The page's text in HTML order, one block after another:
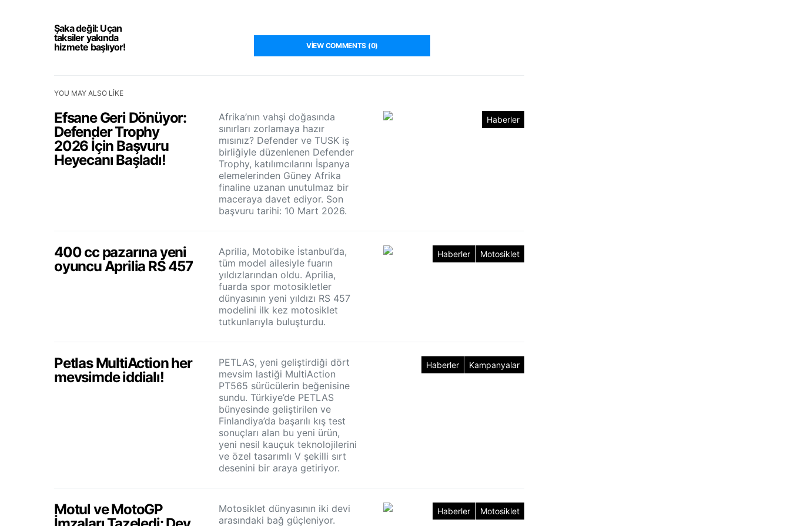
Şaka değil: Uçan
taksiler yakında
hizmete başlıyor!
VIEW COMMENTS (0)
YOU MAY ALSO LIKE
Haberler
Efsane Geri Dönüyor:
Defender Trophy
2026 İçin Başvuru
Heyecanı Başladı!
Afrika’nın vahşi doğasında
sınırları zorlamaya hazır
mısınız? Defender ve TUSK iş
birliğiyle düzenlenen Defender
Trophy, katılımcılarını İspanya
elemelerinden Güney Afrika
finaline uzanan unutulmaz bir
maceraya davet ediyor. Son
başvuru tarihi: 10 Mart 2026.
Haberler Motosiklet
400 cc pazarına yeni
oyuncu Aprilia RS 457
Aprilia, Motobike İstanbul’da,
tüm model ailesiyle fuarın
yıldızlarından oldu. Aprilia,
fuarda spor motosikletler
dünyasının yeni yıldızı RS 457
modelini ilk kez motosiklet
tutkunlarıyla buluşturdu.
Haberler Kampanyalar
Petlas MultiAction her
mevsimde iddialı!
PETLAS, yeni geliştirdiği dört
mevsim lastiği MultiAction
PT565 sürücülerin beğenisine
sundu. Türkiye’de PETLAS
bünyesinde geliştirilen ve
Finlandiya’da başarılı kış test
sonuçları alan bu yeni ürün,
yeni nesil kauçuk teknolojilerini
ve özel tasarımlı V şekilli sırt
desenini bir araya getiriyor.
Haberler Motosiklet
Motul ve MotoGP
Motosiklet dünyasının iki devi
arasındaki bağ güçleniyor.